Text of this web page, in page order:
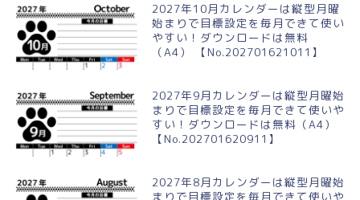
2027年10月カレンダーは縦型月曜
始まりで目標設定を毎月できて使い
やすい！ダウンロードは無料
（A4） 【No.202701621011】
2027年9月カレンダーは縦型月曜始
まりで目標設定を毎月できて使いや
すい！ダウンロードは無料（A4）
【No.202701620911】
2027年8月カレンダーは縦型月曜始
まりで目標設定を毎月できて使いや